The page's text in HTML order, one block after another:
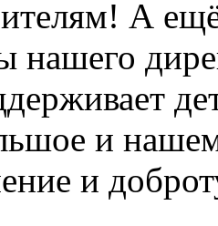
А ещё
нашего
и
и